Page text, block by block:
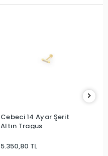
Cebeci 14 Ayar Şerit
Altın Tragus
5.350,80 TL